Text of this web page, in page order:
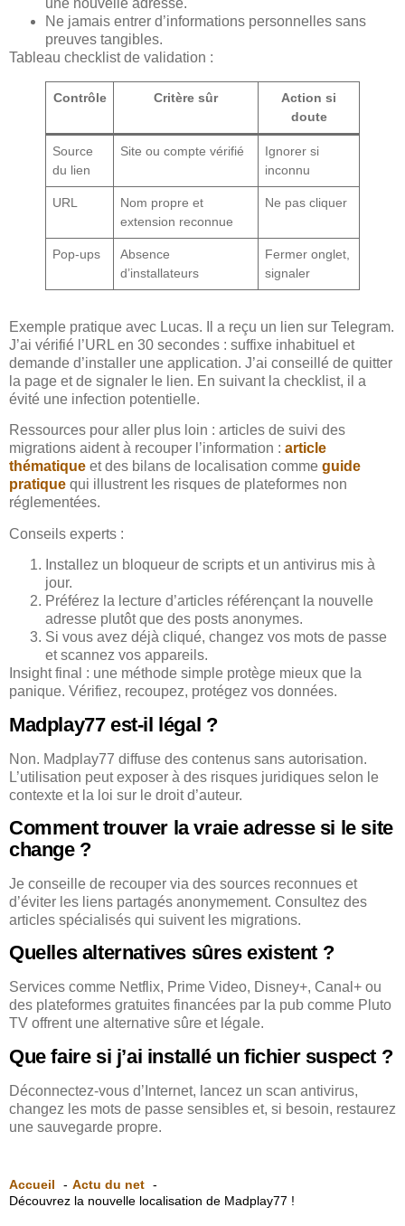
une nouvelle adresse.
Ne jamais entrer d’informations personnelles sans
preuves tangibles.
Tableau checklist de validation :
Contrôle Critère sûr
Action si
doute
Source
du lien
Site ou compte vérifié
Ignorer si
inconnu
URL
Nom propre et
extension reconnue
Ne pas cliquer
Pop-ups
Absence
d’installateurs
Fermer onglet,
signaler
Exemple pratique avec Lucas. Il a reçu un lien sur Telegram.
J’ai vérifié l’URL en 30 secondes : suffixe inhabituel et
demande d’installer une application. J’ai conseillé de quitter
la page et de signaler le lien. En suivant la checklist, il a
évité une infection potentielle.
Ressources pour aller plus loin : articles de suivi des
migrations aident à recouper l’information : article
thématique et des bilans de localisation comme guide
pratique qui illustrent les risques de plateformes non
réglementées.
Conseils experts :
Installez un bloqueur de scripts et un antivirus mis à
jour.
Préférez la lecture d’articles référençant la nouvelle
adresse plutôt que des posts anonymes.
Si vous avez déjà cliqué, changez vos mots de passe
et scannez vos appareils.
Insight final : une méthode simple protège mieux que la
panique. Vérifiez, recoupez, protégez vos données.
Madplay77 est-il légal ?
Non. Madplay77 diffuse des contenus sans autorisation.
L’utilisation peut exposer à des risques juridiques selon le
contexte et la loi sur le droit d’auteur.
Comment trouver la vraie adresse si le site
change ?
Je conseille de recouper via des sources reconnues et
d’éviter les liens partagés anonymement. Consultez des
articles spécialisés qui suivent les migrations.
Quelles alternatives sûres existent ?
Services comme Netflix, Prime Video, Disney+, Canal+ ou
des plateformes gratuites financées par la pub comme Pluto
TV offrent une alternative sûre et légale.
Que faire si j’ai installé un fichier suspect ?
Déconnectez-vous d’Internet, lancez un scan antivirus,
changez les mots de passe sensibles et, si besoin, restaurez
une sauvegarde propre.
Accueil
Actu du net
Découvrez la nouvelle localisation de Madplay77 !